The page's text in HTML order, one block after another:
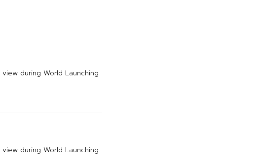
view during World Launching
view during World Launching